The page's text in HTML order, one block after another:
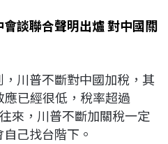
談聯合聲明出爐 對中國關
川普不斷對中國加稅，其
已經很低，稅率超過
來，川普不斷加關稅一定
己找台階下。